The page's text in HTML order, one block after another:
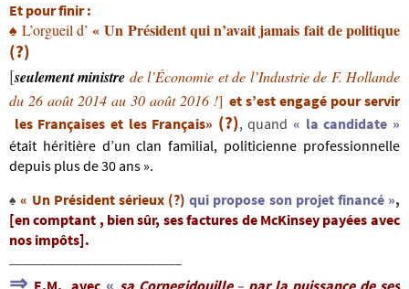
Et pour finir :
♠ L’orgueil d’ « Un Président qui n’avait jamais fait de politique
(?)
[seulement ministre de l’Économie et de l’Industrie de F.Hollande
du 26 août 2014 au 30 août 2016 !] et s’est engagé pour servir
les Françaises et les Français» (?), quand « la candidate »
était héritière d’un clan familial, politicienne professionnelle
depuis plus de 30 ans ».
♠ « Un Président sérieux (?) qui propose son projet financé »,
[en comptant , bien sûr, ses factures de McKinsey payées avec
nos impôts].
⇒ E.M. avec« sa Cornegidouille– par la puissance de ses